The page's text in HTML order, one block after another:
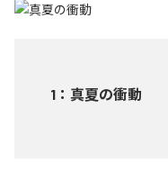
1 ： 真夏の衝動